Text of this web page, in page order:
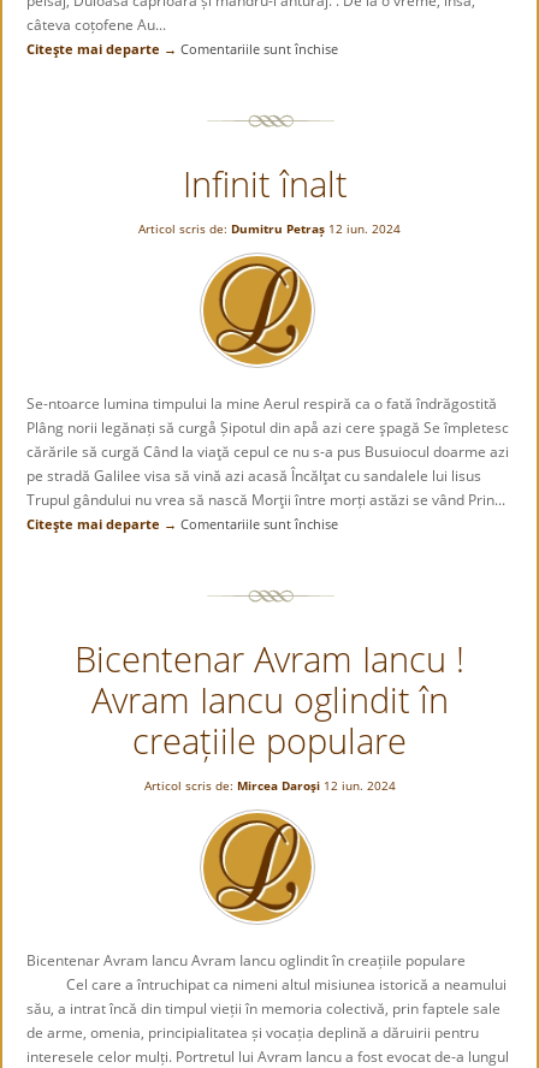
câteva coțofene Au...
Citeşte mai departe → Comentariile sunt închise
Infinit înalt
Articol scris de: Dumitru Petraș 12 iun. 2024
Se-ntoarce lumina timpului la mine Aerul respiră ca o fată îndrăgostită
Plâng norii legănați să curgå Șipotul din apå azi cere şpagă Se împletesc
cărările să curgă Când la viaţă cepul ce nu s-a pus Busuiocul doarme azi
pe stradă Galilee visa să vină azi acasă Încălţat cu sandalele lui lisus
Trupul gândului nu vrea să nască Morţii între morți astăzi se vând Prin...
Citeşte mai departe → Comentariile sunt închise
Bicentenar Avram Iancu !
Avram Iancu oglindit în
creațiile populare
Articol scris de: Mircea Daroşi 12 iun. 2024
Bicentenar Avram Iancu Avram Iancu oglindit în creațiile populare
Cel care a întruchipat ca nimeni altul misiunea istorică a neamului
său, a intrat încă din timpul vieții în memoria colectivă, prin faptele sale
de arme, omenia, principialitatea și vocația deplină a dăruirii pentru
interesele celor mulți. Portretul lui Avram Iancu a fost evocat de-a lungul